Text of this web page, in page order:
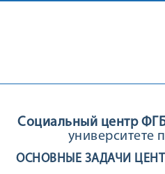
Социальный центр
университете
ОСНОВНЫЕ ЗАДАЧИ